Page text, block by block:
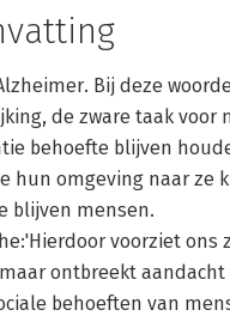
Bij deze
de zware taak voor
behoefte blijven
hun omgeving naar ze
blijven mensen.
voorziet
ontbreekt
behoeften van